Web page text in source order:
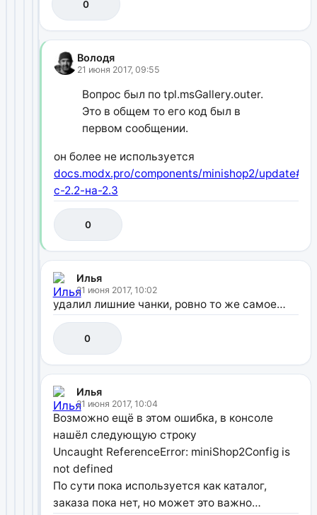
0
Володя
21 июня 2017, 09:55
Вопрос был по tpl.msGallery.outer.
Это в общем то его код был в
первом сообщении.
он более не используется
docs.modx.pro/components/minishop2/
с-2.2-на-2.3
0
Илья
21 июня 2017, 10:02
удалил лишние чанки, ровно то же самое…
0
Илья
21 июня 2017, 10:04
Возможно ещё в этом ошибка, в консоле
нашёл следующую строку
Uncaught ReferenceError: miniShop2Config is
not defined
По сути пока используется как каталог,
заказа пока нет, но может это важно…